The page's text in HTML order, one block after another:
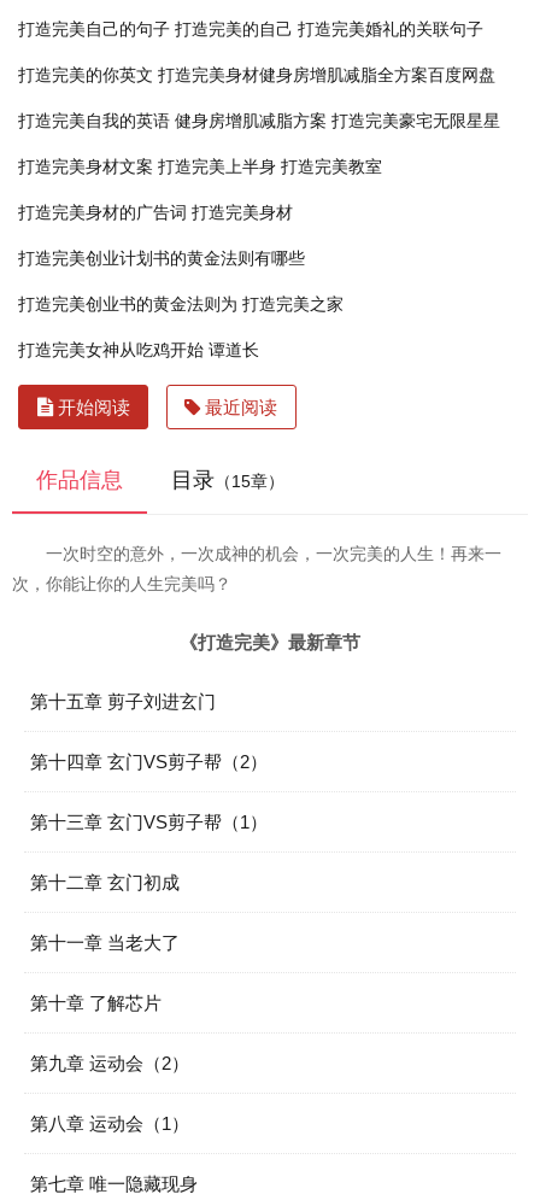
打造完美自己的句子 打造完美的自己 打造完美婚礼的关联句子
打造完美的你英文 打造完美身材健身房增肌减脂全方案百度网盘
打造完美自我的英语 健身房增肌减脂方案 打造完美豪宅无限星星
打造完美身材文案 打造完美上半身 打造完美教室
打造完美身材的广告词 打造完美身材
打造完美创业计划书的黄金法则有哪些
打造完美创业书的黄金法则为 打造完美之家
打造完美女神从吃鸡开始 谭道长
开始阅读 最近阅读
作品信息 目录 （15章）
一次时空的意外，一次成神的机会，一次完美的人生！再来一
次，你能让你的人生完美吗？
《打造完美》最新章节
第十五章 剪子刘进玄门
第十四章 玄门VS剪子帮（2）
第十三章 玄门VS剪子帮（1）
第十二章 玄门初成
第十一章 当老大了
第十章 了解芯片
第九章 运动会（2）
第八章 运动会（1）
第七章 唯一隐藏现身